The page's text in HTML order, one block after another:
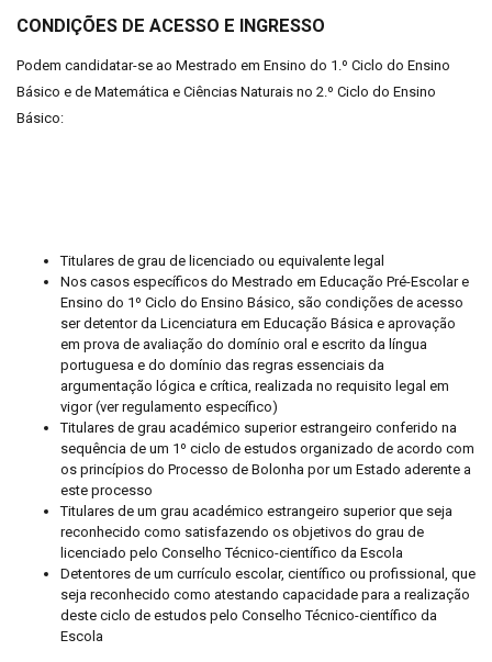
CONDIÇÕES DE ACESSO E INGRESSO
Podem candidatar-se ao Mestrado em Ensino do 1.º Ciclo do Ensino
Básico e de Matemática e Ciências Naturais no 2.º Ciclo do Ensino
Básico:
Titulares de grau de licenciado ou equivalente legal
Nos casos específicos do Mestrado em Educação Pré-Escolar e
Ensino do 1º Ciclo do Ensino Básico, são condições de acesso
ser detentor da Licenciatura em Educação Básica e aprovação
em prova de avaliação do domínio oral e escrito da língua
portuguesa e do domínio das regras essenciais da
argumentação lógica e crítica, realizada no requisito legal em
vigor (ver regulamento específico)
Titulares de grau académico superior estrangeiro conferido na
sequência de um 1º ciclo de estudos organizado de acordo com
os princípios do Processo de Bolonha por um Estado aderente a
este processo
Titulares de um grau académico estrangeiro superior que seja
reconhecido como satisfazendo os objetivos do grau de
licenciado pelo Conselho Técnico-científico da Escola
Detentores de um currículo escolar, científico ou profissional, que
seja reconhecido como atestando capacidade para a realização
deste ciclo de estudos pelo Conselho Técnico-científico da
Escola